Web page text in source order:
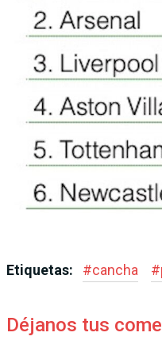
Etiquetas: #cancha #
Déjanos tus